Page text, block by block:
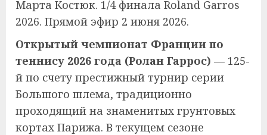
Марта Костюк. 1/4 финала Roland Garros
2026. Прямой эфир 2 июня 2026.
Открытый чемпионат Франции по
теннису 2026 года (Ролан Гаррос) — 125-
й по счету престижный турнир серии
Большого шлема, традиционно
проходящий на знаменитых грунтовых
кортах Парижа. В текущем сезоне